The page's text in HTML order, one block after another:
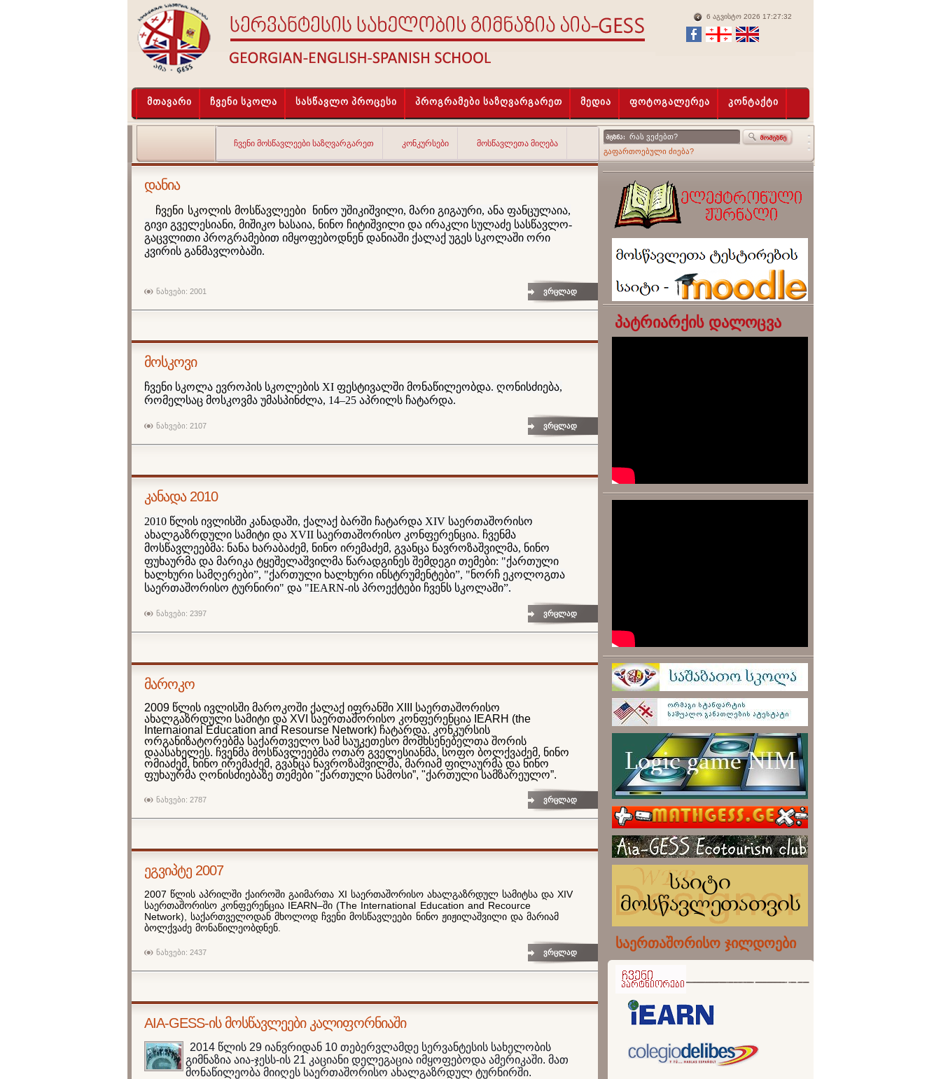
6 აგვისტო 2026 17:27:32
მთავარი ჩვენი სკოლა სასწავლო პროცესი პროგრამები საზღვარგარეთ მედია ფოტოგალერეა კონტაქტი
გაფართოებული ძიება?
ᲩᲕᲔᲜᲘ ᲛᲝᲡᲬᲐᲕᲚᲔᲔᲑᲘ ᲡᲐᲖᲦᲕᲐᲠᲒᲐᲠᲔᲗ ᲙᲝᲜᲙᲣᲠᲡᲔᲑᲘ ᲛᲝᲡᲬᲐᲕᲚᲔᲗᲐ ᲛᲘᲦᲔᲑᲐ
პატრიარქის დალოცვა
საერთაშორისო ჯილდოები
პარტნიორები
დანია
ჩვენი სკოლის მოსწავლეები ნინო უშიკიშვილი, მარი გიგაური, ანა ფანცულაია,
გივი გველესიანი, მიშიკო ხასაია, ნინო ჩიტიშვილი და ირაკლი სულაძე სასწავლო-
გაცვლითი პროგრამებით იმყოფებოდნენ დანიაში ქალაქ უგეს სკოლაში ორი
კვირის განმავლობაში.
ვრცლად
ნახვები: 2001
მოსკოვი
ჩვენი სკოლა ევროპის სკოლების XI ფესტივალში მონაწილეობდა. ღონისძიება,
რომელსაც მოსკოვმა უმასპინძლა, 14–25 აპრილს ჩატარდა.
ვრცლად
ნახვები: 2107
კანადა 2010
2010 წლის ივლისში კანადაში, ქალაქ ბარში ჩატარდა XIV საერთაშორისო
ახალგაზრდული სამიტი და XVII საერთაშორისო კონფერენცია. ჩვენმა
მოსწავლეებმა: ნანა ხარაბაძემ, ნინო ირემაძემ, გვანცა ნავროზაშვილმა, ნინო
ფუხაურმა და მარიკა ტყეშელაშვილმა წარადგინეს შემდეგი თემები: "ქართული
ხალხური სამღერები”, "ქართული ხალხური ინსტრუმენტები”, "ნორჩ ეკოლოგთა
საერთაშორისო ტურნირი" და "IEARN-ის პროექტები ჩვენს სკოლაში”.
ვრცლად
ნახვები: 2397
მაროკო
2009 წლის ივლისში მაროკოში ქალაქ იფრანში XIII საერთაშორისო
ახალგაზრდული სამიტი და XVI საერთაშორისო კონფერენცია IEARH (the
Internaional Education and Resourse Network) ჩატარდა. კონკურსის
ორგანიზატორებმა საქართველო სამ საუკეთესო მომხსენებელთა შორის
დაასახელეს. ჩვენმა მოსწავლეებმა ოთარ გველესიანმა, სოფო ბოლქვაძემ, ნინო
ომიაძემ, ნინო ირემაძემ, გვანცა ნავროზაშვილმა, მარიამ ფილაურმა და ნინო
ფუხაურმა ღონისძიებაზე თემები "ქართული სამოსი”, "ქართული სამზარეულო”.
ვრცლად
ნახვები: 2787
ეგვიპტე 2007
2007 წლის აპრილში ქაიროში გაიმართა XI საერთაშორისო ახალგაზრდულ სამიტსა და XIV
საერთაშორისო კონფერენცია IEARN–ში (The International Education and Recource
Network), საქართველოდან მხოლოდ ჩვენი მოსწავლეები ნინო ჟიჟილაშვილი და მარიამ
ბოლქვაძე მონაწილეობდნენ.
ვრცლად
ნახვები: 2437
AIA-GESS-ის მოსწავლეები კალიფორნიაში
2014 წლის 29 იანვრიდან 10 თებერვლამდე სერვანტესის სახელობის
გიმნაზია აია-ჯესს-ის 21 კაციანი დელეგაცია იმყოფებოდა ამერიკაში. მათ
მონაწილეობა მიიღეს საერთაშორისო ახალგაზრდულ ტურნირში.